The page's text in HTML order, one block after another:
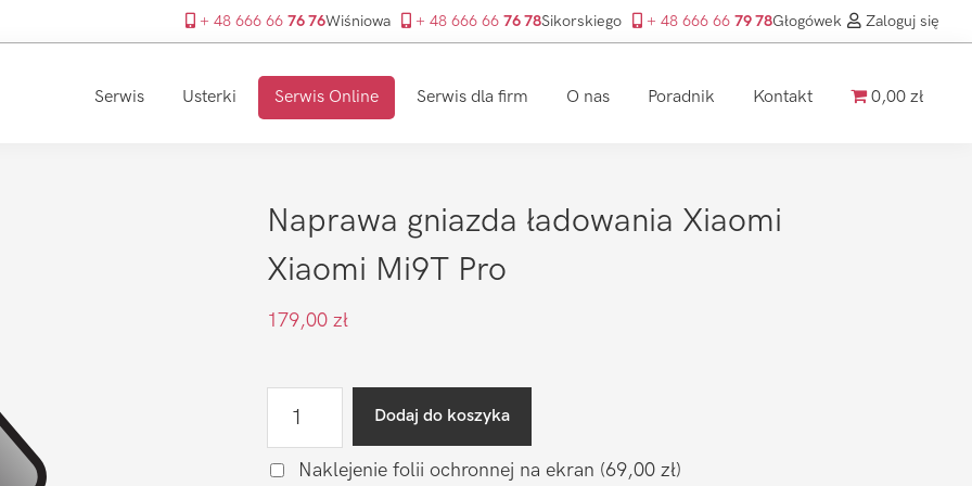
+ 48 666 66 76 76Wiśniowa + 48 666 66 76 78Sikorskiego + 48 666 66 79 78Głogówek Zaloguj się
Serwis Usterki Serwis Online Serwis dla firm O nas Poradnik Kontakt 0,00 zł
Naprawa gniazda ładowania Xiaomi
Xiaomi Mi9T Pro
179,00 zł
gniazda
Dodaj do koszyka
Naklejenie folii ochronnej na ekran (69,00 zł)